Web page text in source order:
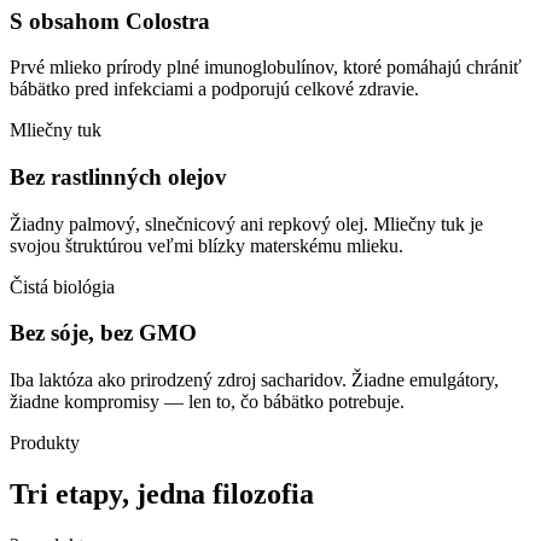
S obsahom Colostra
Prvé mlieko prírody plné imunoglobulínov, ktoré pomáhajú chrániť
bábätko pred infekciami a podporujú celkové zdravie.
Mliečny tuk
Bez rastlinných olejov
Žiadny palmový, slnečnicový ani repkový olej. Mliečny tuk je
svojou štruktúrou veľmi blízky materskému mlieku.
Čistá biológia
Bez sóje, bez GMO
Iba laktóza ako prirodzený zdroj sacharidov. Žiadne emulgátory,
žiadne kompromisy — len to, čo bábätko potrebuje.
Produkty
Tri etapy, jedna filozofia